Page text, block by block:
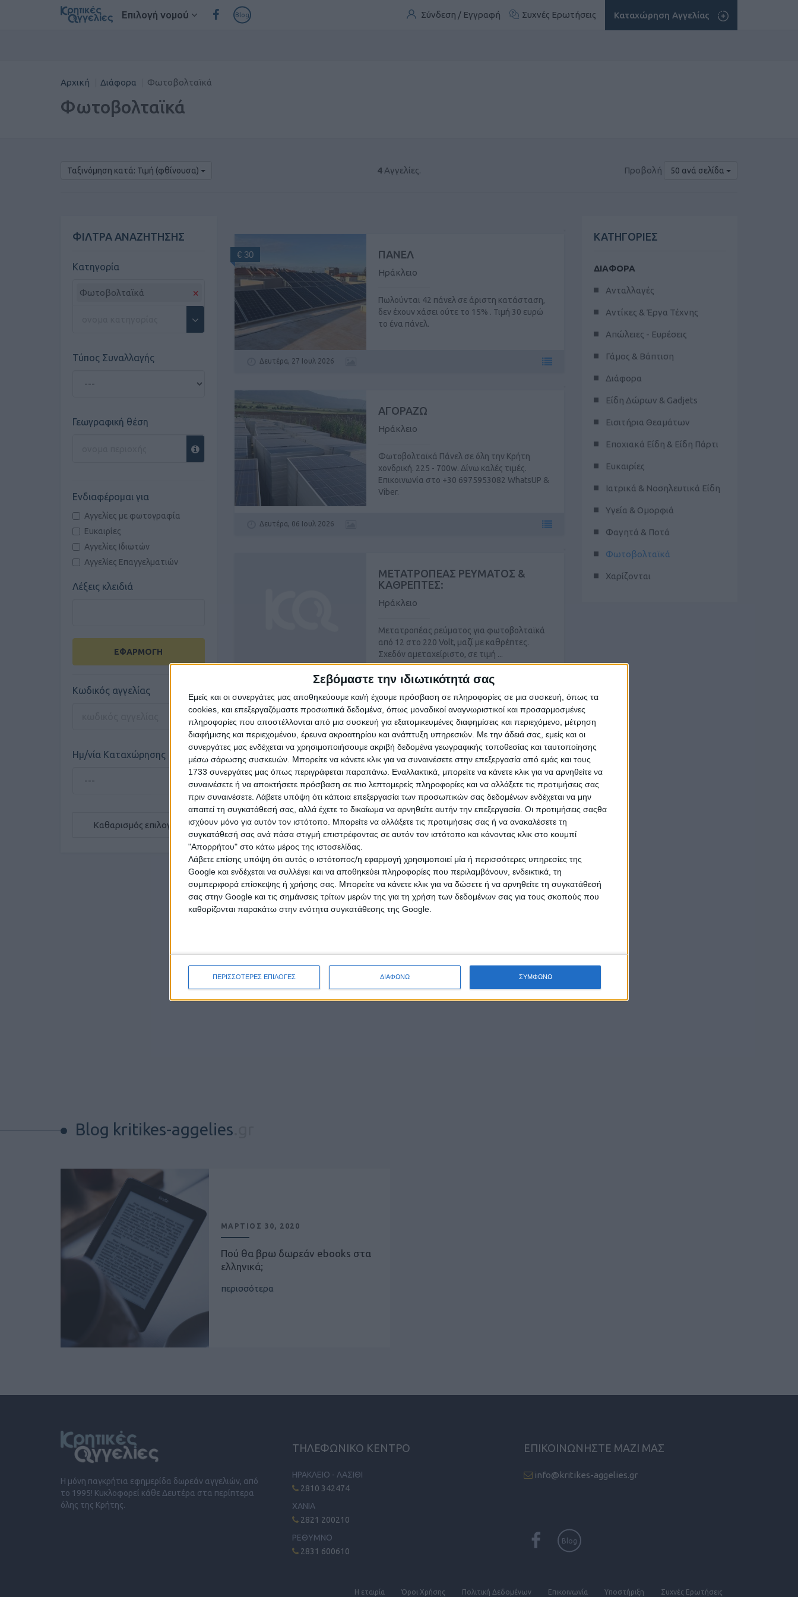
Σεβόμαστε την ιδιωτικότητά σας
Εμείς και οι συνεργάτες μας αποθηκεύουμε και/ή έχουμε πρόσβαση σε πληροφορίες σε μια συσκευή, όπως τα
cookies, και επεξεργαζόμαστε προσωπικά δεδομένα, όπως μοναδικοί αναγνωριστικοί και προσαρμοσμένες
πληροφορίες που αποστέλλονται από μια συσκευή για εξατομικευμένες διαφημίσεις και περιεχόμενο, μέτρηση
διαφήμισης και περιεχομένου, έρευνα ακροατηρίου και ανάπτυξη υπηρεσιών. Με την άδειά σας, εμείς και οι
συνεργάτες μας ενδέχεται να χρησιμοποιήσουμε ακριβή δεδομένα γεωγραφικής τοποθεσίας και ταυτοποίησης
μέσω σάρωσης συσκευών. Μπορείτε να κάνετε κλικ για να συναινέσετε στην επεξεργασία από εμάς και τους
1733 συνεργάτες μας όπως περιγράφεται παραπάνω. Εναλλακτικά, μπορείτε να κάνετε κλικ για να αρνηθείτε να
συναινέσετε ή να αποκτήσετε πρόσβαση σε πιο λεπτομερείς πληροφορίες και να αλλάξετε τις προτιμήσεις σας
πριν συναινέσετε. Λάβετε υπόψη ότι κάποια επεξεργασία των προσωπικών σας δεδομένων ενδέχεται να μην
απαιτεί τη συγκατάθεσή σας, αλλά έχετε το δικαίωμα να αρνηθείτε αυτήν την επεξεργασία. Οι προτιμήσεις σαςθα
ισχύουν μόνο για αυτόν τον ιστότοπο. Μπορείτε να αλλάξετε τις προτιμήσεις σας ή να ανακαλέσετε τη
συγκατάθεσή σας ανά πάσα στιγμή επιστρέφοντας σε αυτόν τον ιστότοπο και κάνοντας κλικ στο κουμπί
"Απορρήτου" στο κάτω μέρος της ιστοσελίδας.
Λάβετε επίσης υπόψη ότι αυτός ο ιστότοπος/η εφαρμογή χρησιμοποιεί μία ή περισσότερες υπηρεσίες της
Google και ενδέχεται να συλλέγει και να αποθηκεύει πληροφορίες που περιλαμβάνουν, ενδεικτικά, τη
συμπεριφορά επίσκεψης ή χρήσης σας. Μπορείτε να κάνετε κλικ για να δώσετε ή να αρνηθείτε τη συγκατάθεσή
σας στην Google και τις σημάνσεις τρίτων μερών της για τη χρήση των δεδομένων σας για τους σκοπούς που
καθορίζονται παρακάτω στην ενότητα συγκατάθεσης της Google.
ΠΕΡΙΣΣΟΤΕΡΕΣ ΕΠΙΛΟΓΕΣ ΔΙΑΦΩΝΩ ΣΥΜΦΩΝΩ
Επιλογή νομού Blog Σύνδεση / Εγγραφή Συχνές Ερωτήσεις Καταχώρηση Αγγελίας
Αρχική Διάφορα Φωτοβολταϊκά
Φωτοβολταϊκά
Ταξινόμηση κατά: Τιμή (φθίνουσα) 4 Αγγελίες. Προβολή 50 ανά σελίδα
ΦΙΛΤΡΑ ΑΝΑΖΗΤΗΣΗΣ
Κατηγορία
Φωτοβολταϊκά ×
Τύπος Συναλλαγής
Γεωγραφική θέση
Ενδιαφέρομαι για
Αγγελίες με φωτογραφία
Ευκαιρίες
Αγγελίες Ιδιωτών
Αγγελίες Επαγγελματιών
Λέξεις κλειδιά
ΕΦΑΡΜΟΓΗ
Κωδικός αγγελίας
Ημ/νία Καταχώρησης
Καθαρισμός επιλογών
ΠΑΝΕΛ
Ηράκλειο
Πωλούνται 42 πάνελ σε άριστη κατάσταση,
δεν έχουν χάσει ούτε το 15% . Τιμή 30 ευρώ
το ένα πάνελ.
€ 30
Δευτέρα, 27 Ιουλ 2026
ΑΓΟΡΑΖΩ
Ηράκλειο
Φωτοβολταϊκά Πάνελ σε όλη την Κρήτη
χονδρική. 225 - 700w. Δίνω καλές τιμές.
Επικοινωνία στο +30 6975953082 WhatsUP &
Viber.
Δευτέρα, 06 Ιουλ 2026
ΜΕΤΑΤΡΟΠΕΑΣ ΡΕΥΜΑΤΟΣ &
ΚΑΘΡΕΠΤΕΣ:
Ηράκλειο
Μετατροπέας ρεύματος για φωτοβολταϊκά
από 12 στο 220 Volt, μαζί με καθρέπτες.
Σχεδόν αμεταχείριστο, σε τιμή ...
Παρασκευή, 24 Ιουλ 2026
ΜΕΤΑΤΡΟΠΕΑΣ ΡΕΥΜΑΤΟΣ &
ΚΑΘΡΕΠΤΕΣ:
Ηράκλειο
Μετατροπέας ρεύματος για φωτοβολταϊκά
από 12 στο 220Volt καθώς και καθρέπτες
πωλούνται σε καλή τιμή.
Παρασκευή, 24 Ιουλ 2026
ΚΑΤΗΓΟΡΙΕΣ
ΔΙΑΦΟΡΑ
Ανταλλαγές
Αντίκες & Έργα Τέχνης
Απώλειες - Ευρέσεις
Γάμος & Βάπτιση
Διάφορα
Είδη Δώρων & Gadjets
Εισιτήρια Θεαμάτων
Εποχιακά Είδη & Είδη Πάρτι
Ευκαιρίες
Ιατρικά & Νοσηλευτικά Είδη
Υγεία & Ομορφιά
Φαγητά & Ποτά
Φωτοβολταϊκά
Χαρίζονται
Blog kritikes-aggelies
ΜΑΡΤΙΟΣ 30, 2020
Πού θα βρω δωρεάν ebooks στα
ελληνικά;
περισσότερα
Η μόνη παγκρήτια εφημερίδα δωρεάν αγγελιών, από
το 1995! Κυκλοφορεί κάθε Δευτέρα στα περίπτερα
όλης της Κρήτης.
ΤΗΛΕΦΩΝΙΚΟ ΚΕΝΤΡΟ
ΗΡΑΚΛΕΙΟ - ΛΑΣΙΘΙ
2810 342474
ΧΑΝΙΑ
2821 200210
ΡΕΘΥΜΝΟ
2831 600610
ΕΠΙΚΟΙΝΩΝΗΣΤΕ ΜΑΖΙ ΜΑΣ
info@kritikes-aggelies.gr
Blog
Η εταιρία Όροι Xρήσης Πολιτική Δεδομένων Επικοινωνία Υποστήριξη Συχνές Eρωτήσεις